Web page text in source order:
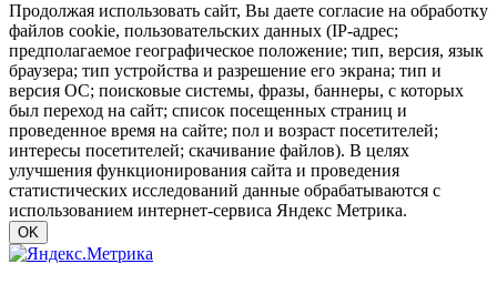
Продолжая использовать сайт, Вы даете согласие на обработку
файлов cookie, пользовательских данных (IP-адрес;
предполагаемое географическое положение; тип, версия, язык
браузера; тип устройства и разрешение его экрана; тип и
версия ОС; поисковые системы, фразы, баннеры, с которых
был переход на сайт; список посещенных страниц и
проведенное время на сайте; пол и возраст посетителей;
интересы посетителей; скачивание файлов). В целях
улучшения функционирования сайта и проведения
статистических исследований данные обрабатываются с
использованием интернет-сервиса Яндекс Метрика.
OK